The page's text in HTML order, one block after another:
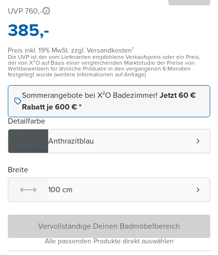
UVP 760,-
385,-
Preis inkl. 19% MwSt. zzgl. Versandkosten¹
Die UVP ist der vom Lieferanten empfohlene Verkaufspreis oder ein Preis,
der von X²O auf Basis einer vergleichenden Marktstudie der Preise von
Wettbewerbern für ähnliche Produkte in den vergangenen 6 Monaten
festgelegt wurde (weitere Informationen auf Anfrage)
Sommerangebote bei X²O Badezimmer! Jetzt 60 €
Rabatt je 600 € *
Detailfarbe
Anthrazitblau
Breite
100 cm
Vervollständige Deinen Badmöbelbereich
Alle passenden Produkte direkt auswählen